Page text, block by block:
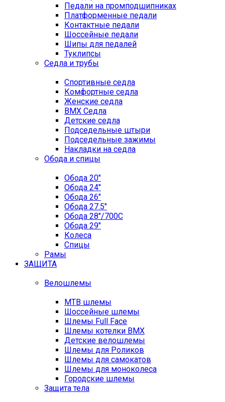
Педали на промподшипниках
Платформенные педали
Контактные педали
Шоссейные педали
Шипы для педалей
Туклипсы
Седла и трубы
Спортивные седла
Комфортные седла
Женские седла
BMX Седла
Детские седла
Подседельные штыри
Подседельные зажимы
Накладки на седла
Обода и спицы
Обода 20"
Обода 24"
Обода 26"
Обода 27.5"
Обода 28"/700C
Обода 29"
Колеса
Спицы
Рамы
ЗАЩИТА
Велошлемы
MTB шлемы
Шоссейные шлемы
Шлемы Full Face
Шлемы котелки BMX
Детские велошлемы
Шлемы для Роликов
Шлемы для самокатов
Шлемы для моноколеса
Городские шлемы
Защита тела